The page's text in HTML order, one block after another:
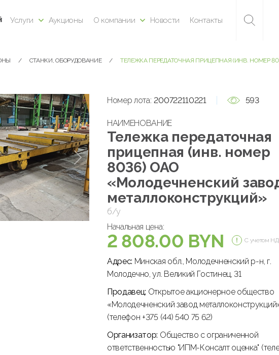
Услуги Аукционы О компании Новости Контакты
СТАНКИ, ОБОРУДОВАНИЕ ТЕЛЕЖКА ПЕРЕДАТОЧНАЯ ПРИЦЕПНАЯ (ИНВ. НОМЕР
Номер лота: 200722110221 593
НАИМЕНОВАНИЕ
Тележка передаточная
прицепная (инв. номер
8036) ОАО
«Молодечненский
металлоконструкций»
б/у
Начальная цена:
2 808.00 BYN С учетом
Адрес: Минская обл., Молодечненский р-н, г.
Молодечно, ул. Великий Гостинец, 31
Продавец: Открытое акционерное общество
«Молодечненский завод
(телефон +375 (44) 540 75 62)
Организатор: Общество с ограниченной
ответственностью "ИПМ-Консалт оценка"